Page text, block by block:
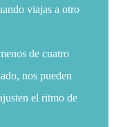
viajas a otro
de cuatro
nos pueden
el ritmo de